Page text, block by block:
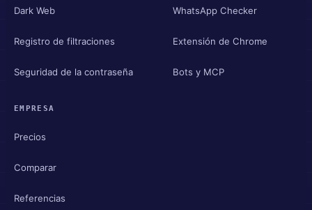
Dark Web
Registro de filtraciones
Seguridad de la contraseña
WhatsApp Checker
Extensión de Chrome
Bots y MCP
EMPRESA
Precios
Comparar
Referencias